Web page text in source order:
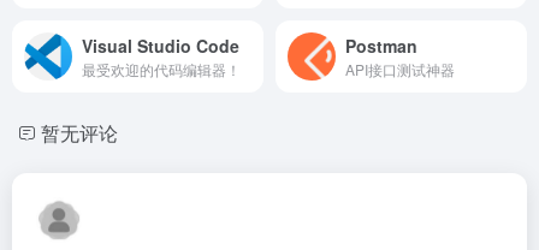
Visual Studio Code
最受欢迎的代码编辑器！
Postman
API接口测试神器
暂无评论